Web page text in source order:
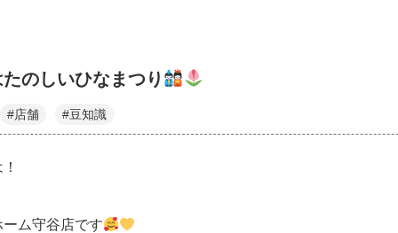
のしいひなまつり
#店舗 #豆知識
ム守谷店です